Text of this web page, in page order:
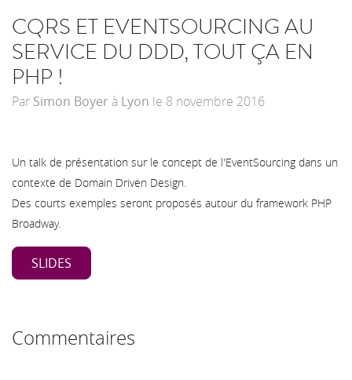
CQRS ET EVENTSOURCING AU
SERVICE DU DDD, TOUT ÇA EN
PHP !
Par Simon Boyer à Lyon le 8 novembre 2016
Un talk de présentation sur le concept de l'EventSourcing dans un
contexte de Domain Driven Design.
Des courts exemples seront proposés autour du framework PHP
Broadway.
SLIDES
Commentaires